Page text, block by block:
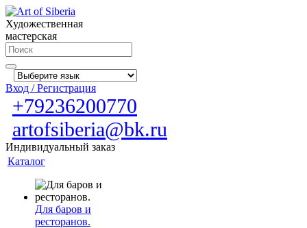
Художественная
мастерская
Вход / Регистрация
+79236200770
artofsiberia@bk.ru
Индивидуальный заказ
Каталог
Для баров и
ресторанов.